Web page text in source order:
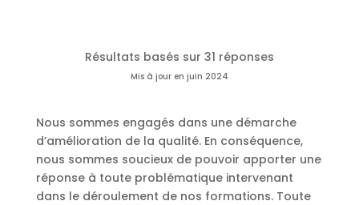
Résultats basés sur 31 réponses
Mis à jour en juin 2024
Nous sommes engagés dans une démarche
d’amélioration de la qualité. En conséquence,
nous sommes soucieux de pouvoir apporter une
réponse à toute problématique intervenant
dans le déroulement de nos formations. Toute